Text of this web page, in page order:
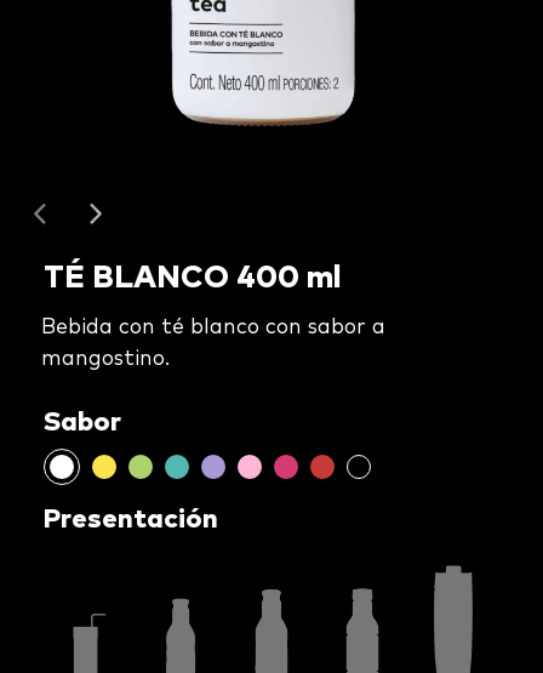
TÉ BLANCO 400 ml
Bebida con té blanco con sabor a
mangostino.
Sabor
Presentación